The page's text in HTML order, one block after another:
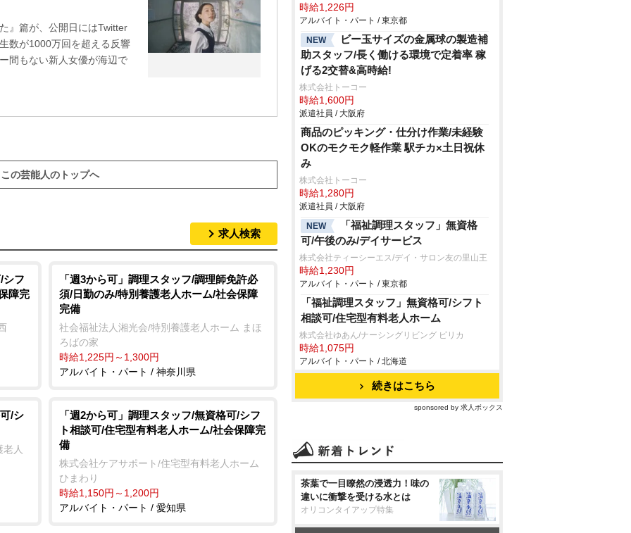
』篇が、公開日にはTwitter
数が1000万回を超える反響
間もない新人女優が海辺で
この芸能人のトップへ
求人検索
シフ
障完
「週3から可」調理スタッフ/調理師免許必
須/日勤のみ/特別養護老人ホーム/社会保障
完備
社会福祉法人湘光会/特別養護老人ホーム まほ
ろばの家
時給1,225円～1,300円
アルバイト・パート / 神奈川県
/シ
人
「週2から可」調理スタッフ/無資格可/シフ
ト相談可/住宅型有料老人ホーム/社会保障完
備
株式会社ケアサポート/住宅型有料老人ホーム
ひまわり
時給1,150円～1,200円
アルバイト・パート / 愛知県
時給1,226円
アルバイト・パート / 東京都
NEW
ビー玉サイズの金属球の製造補
助スタッフ/長く働ける環境で定着率 稼
げる2交替&高時給!
株式会社トーコー
時給1,600円
派遣社員 / 大阪府
商品のピッキング・仕分け作業/未経験
OKのモクモク軽作業 駅チカ×土日祝休
み
株式会社トーコー
時給1,280円
派遣社員 / 大阪府
NEW
「福祉調理スタッフ」無資格
可/午後のみ/デイサービス
株式会社ティーシーエス/デイ・サロン友の里山王
時給1,230円
アルバイト・パート / 東京都
「福祉調理スタッフ」無資格可/シフト
相談可/住宅型有料老人ホーム
株式会社ゆあん/ナーシングリビング ピリカ
時給1,075円
アルバイト・パート / 北海道
続きはこちら
sponsored by 求人ボックス
茶葉で一目瞭然の浸透力！味の
違いに衝撃を受ける水とは
オリコンタイアップ特集